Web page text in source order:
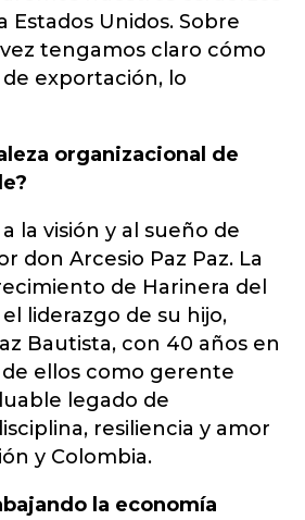
Estados Unidos. Sobre
tengamos claro cómo
exportación, lo
organizacional de
la visión y al sueño de
don Arcesio Paz Paz. La
de Harinera del
liderazgo de su hijo,
Bautista, con 40 años en
de ellos como gerente
legado de
resiliencia y amor
y Colombia.
la economía